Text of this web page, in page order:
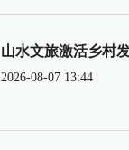
山水文旅激活乡村
2026-08-07 13:44